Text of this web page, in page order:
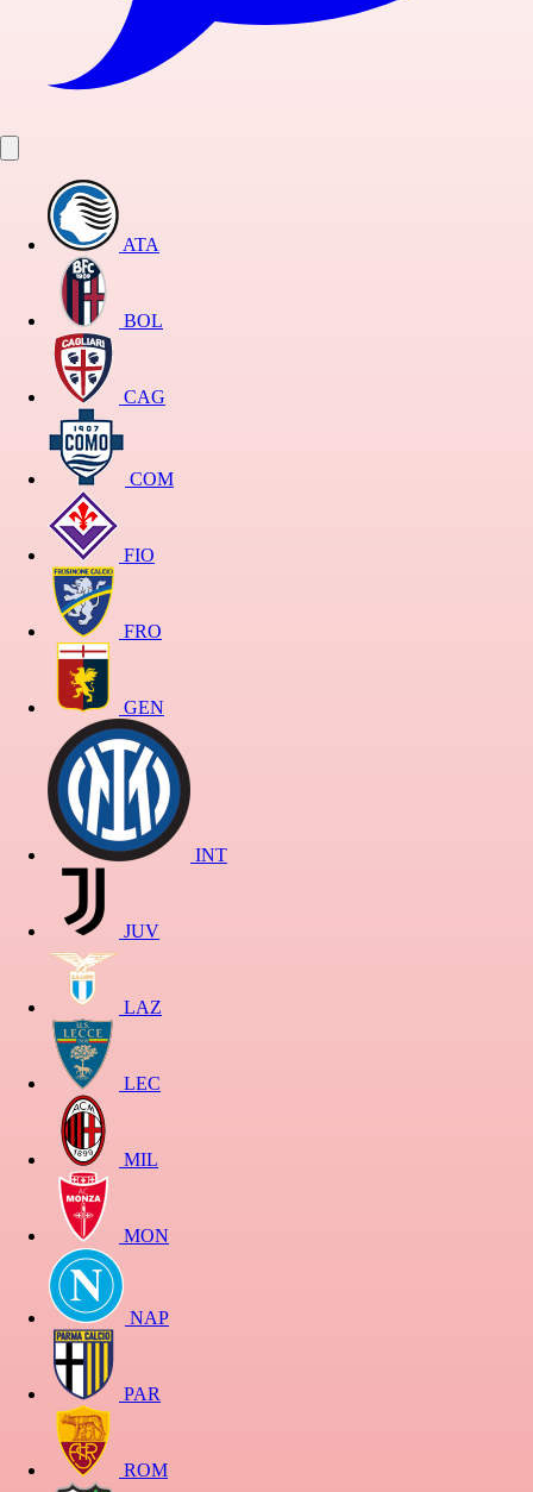
ATA
BOL
CAG
COM
FIO
FRO
GEN
INT
JUV
LAZ
LEC
MIL
MON
NAP
PAR
ROM